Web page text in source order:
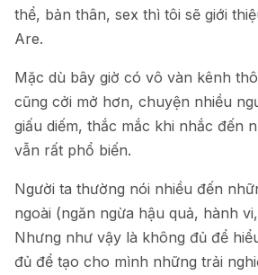
thể, bản thân, sex thì tôi sẽ giới
Are.
Mặc dù bây giờ có vô vàn kênh
cũng cởi mở hơn, chuyện nhiều
giấu diếm, thắc mắc khi nhắc đến
vẫn rất phổ biến.
Người ta thường nói nhiều đến
ngoài (ngăn ngừa hậu quả, hành
Nhưng như vậy là không đủ để
đủ để tạo cho mình những trải